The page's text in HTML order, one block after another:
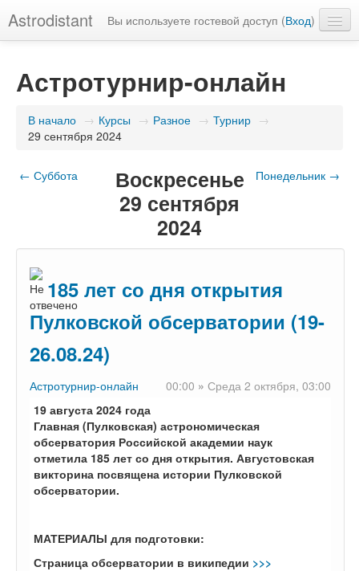
Astrodistant Вы используете гостевой доступ (Вход)
Астротурнир-онлайн
В начало → Курсы → Разное → Турнир →
29 сентября 2024
← Суббота
Воскресенье
29 сентября
2024
Понедельник →
185 лет со дня открытия
Пулковской обсерватории (19-
26.08.24)
Астротурнир-онлайн 00:00 » Среда 2 октября, 03:00
19 августа 2024 года
Главная(Пулковская)астрономическая
обсерватория Российской академии наук
отметила 185 лет со дня открытия. Августовская
викторина посвящена истории Пулковской
обсерватории.
МАТЕРИАЛЫ для подготовки:
Страница обсерватории в википедии >>>